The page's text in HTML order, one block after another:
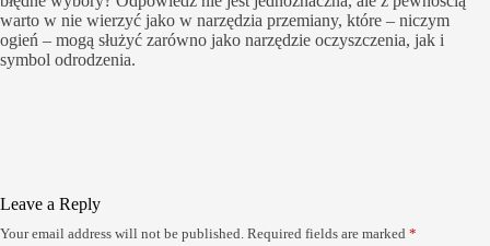
warto w nie wierzyć jako w narzędzia przemiany, które – niczym
ogień – mogą służyć zarówno jako narzędzie oczyszczenia, jak i
symbol odrodzenia.
Leave a Reply
Your email address will not be published. Required fields are marked *